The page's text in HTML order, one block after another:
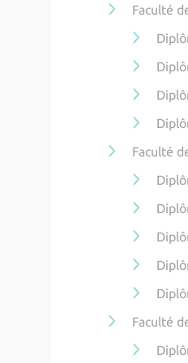
Faculté
Faculté
Faculté